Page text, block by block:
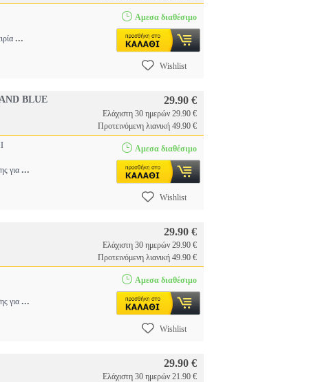
...
Αμεσα διαθέσιμο
Wishlist
BLUE
29.90 €
Ελάχιστη 30 ημερών 29.90 €
Προτεινόμενη λιανική 49.90 €
για ...
Αμεσα διαθέσιμο
Wishlist
29.90 €
Ελάχιστη 30 ημερών 29.90 €
Προτεινόμενη λιανική 49.90 €
για ...
Αμεσα διαθέσιμο
Wishlist
29.90 €
Ελάχιστη 30 ημερών 21.90 €